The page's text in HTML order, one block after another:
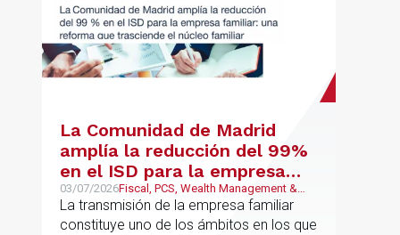
La Comunidad de Madrid
amplía la reducción del 99%
en el ISD para la empresa
familiar: una reforma que
trasciende el núcleo familiar
03/07/2026Fiscal, PCS, Wealth Management &
Family Business
La transmisión de la empresa familiar
constituye uno de los ámbitos en los que